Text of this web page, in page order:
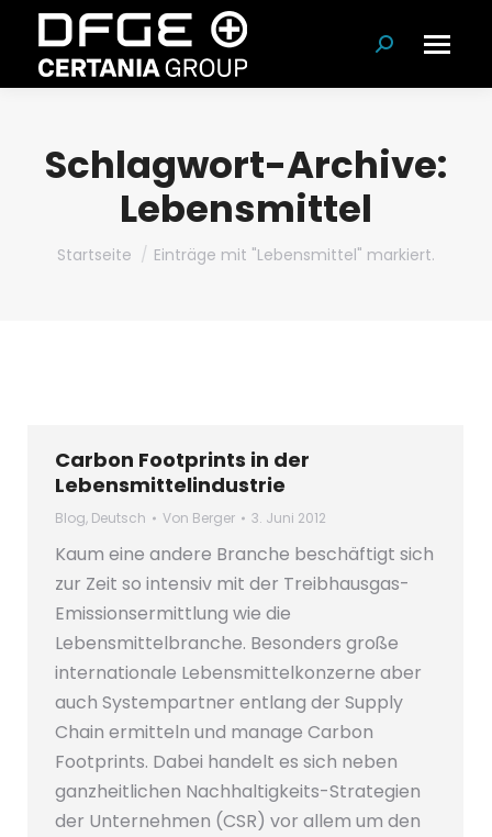
Suchen:
Schlagwort-Archive:
Lebensmittel
Du bist hier:
Startseite Einträge mit "Lebensmittel" markiert.
Carbon Footprints in der
Lebensmittelindustrie
Blog, Deutsch Von Berger 3. Juni 2012
Kaum eine andere Branche beschäftigt sich
zur Zeit so intensiv mit der Treibhausgas-
Emissionsermittlung wie die
Lebensmittelbranche. Besonders große
internationale Lebensmittelkonzerne aber
auch Systempartner entlang der Supply
Chain ermitteln und manage Carbon
Footprints. Dabei handelt es sich neben
ganzheitlichen Nachhaltigkeits-Strategien
der Unternehmen (CSR) vor allem um den